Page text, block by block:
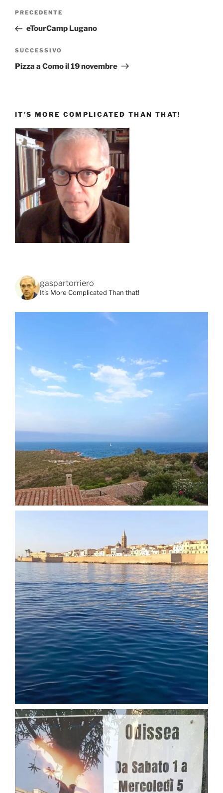
Navigazione
Articolo
precedente:
PRECEDENTE
eTourCamp Lugano
Articolo
successivo
SUCCESSIVO
Pizza a Como il 19 novembre
IT’S MORE COMPLICATED THAN THAT!
gaspartorriero
It's More Complicated Than that!